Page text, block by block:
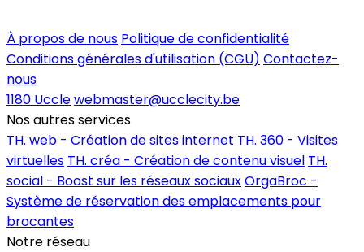
À propos de nous Politique de confidentialité
Conditions générales d'utilisation (CGU) Contactez-
nous
1180 Ucclewebmaster@ucclecity.be
Nos autres services
TH. web - Création de sites internet TH. 360 - Visites
virtuelles TH. créa - Création de contenu visuel TH.
social - Boost sur les réseaux sociauxOrgaBroc -
Système de réservation des emplacements pour
brocantes
Notre réseau